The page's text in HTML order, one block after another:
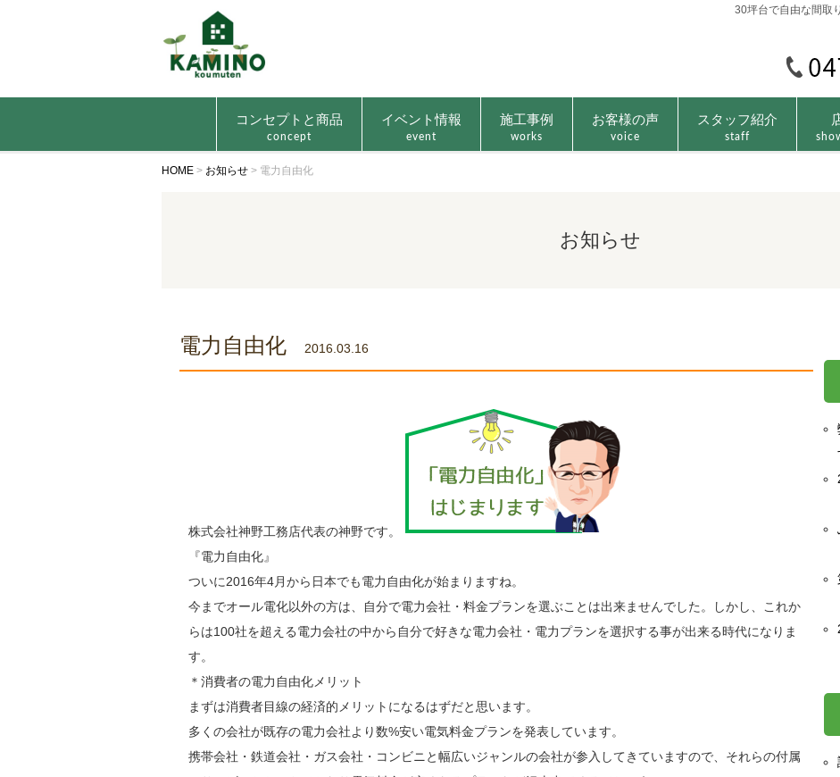
30坪台で自由な間取
コンセプトと商品
concept
イベント情報
event
施工事例
works
お客様の声
voice
スタッフ紹介
staff
HOME > お知らせ > 電力自由化
お知らせ
電力自由化 2016.03.16
株式会社神野工務店代表の神野です。
『電力自由化』
ついに2016年4月から日本でも電力自由化が始まりますね。
今までオール電化以外の方は、自分で電力会社・料金プランを選ぶことは出来ませんでした。しかし、これか
らは100社を超える電力会社の中から自分で好きな電力会社・電力プランを選択する事が出来る時代になりま
す。
＊消費者の電力自由化メリット
まずは消費者目線の経済的メリットになるはずだと思います。
多くの会社が既存の電力会社より数%安い電気料金プランを発表しています。
携帯会社・鉄道会社・ガス会社・コンビニと幅広いジャンルの会社が参入してきていますので、それらの付属